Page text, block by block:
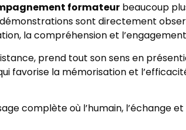
formateur beaucoup
sont directement
la compréhension et
prend tout son sens en
favorise la mémorisation et
complète où l’humain,